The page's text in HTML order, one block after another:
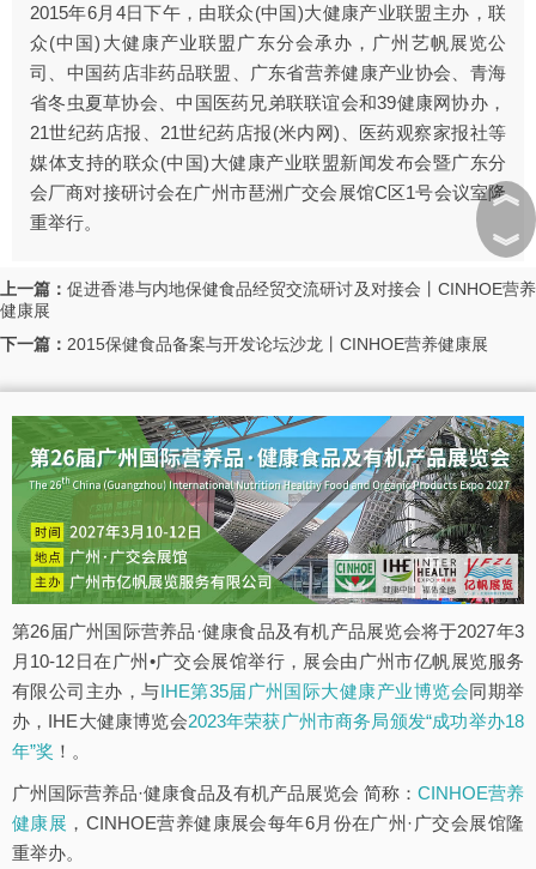
2015年6月4日下午，由联众(中国)大健康产业联盟主办，联
众(中国)大健康产业联盟广东分会承办，广州艺帆展览公
司、中国药店非药品联盟、广东省营养健康产业协会、青海
省冬虫夏草协会、中国医药兄弟联联谊会和39健康网协办，
21世纪药店报、21世纪药店报(米内网)、医药观察家报社等
媒体支持的联众(中国)大健康产业联盟新闻发布会暨广东分
会厂商对接研讨会在广州市琶洲广交会展馆C区1号会议室隆
重举行。
上一篇：促进香港与内地保健食品经贸交流研讨及对接会丨CINHOE营养
健康展
下一篇： 2015保健食品备案与开发论坛沙龙丨CINHOE营养健康展
第26届广州国际营养品·健康食品及有机产品展览会将于2027年3
月10-12日在广州•广交会展馆举行，展会由广州市亿帆展览服务
有限公司主办，与IHE第35届广州国际大健康产业博览会同期举
办，IHE大健康博览会2023年荣获广州市商务局颁发“成功举办18
年”奖 ！。
广州国际营养品·健康食品及有机产品展览会 简称： CINHOE营养
健康展 ，CINHOE营养健康展会每年6月份在广州·广交会展馆隆
重举办。
︽
︾